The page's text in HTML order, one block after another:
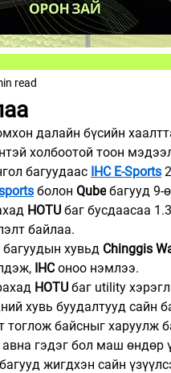
read
далайн бүсийн
холбоотой тоон
багуудаас IHC E-Sports
болон Qube багууд 9-
HOTU баг бусдаасаа
байлаа.
хувьд Chinggis
IHC оноо нэмлээ.
HOTU баг utility
хувь буудалтууд сайн
тоглож байсныг харуулж
авна гэдэг бол маш өндөр
жигдхэн сайн